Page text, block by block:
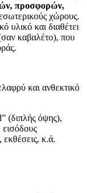
προσφορών,
χώρους.
υλικό και διαθέτει
καβαλέτο), που
και ανθεκτικό
(διπλής όψης),
εισόδους
κ.ά.